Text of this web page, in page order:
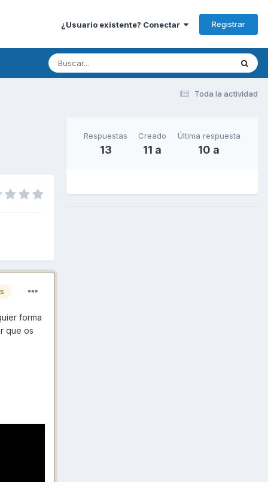
¿Usuario existente? Conectar Registrar
Toda la actividad
forma
que os
Respuestas
13
Creado
11 a
Última respuesta
10 a